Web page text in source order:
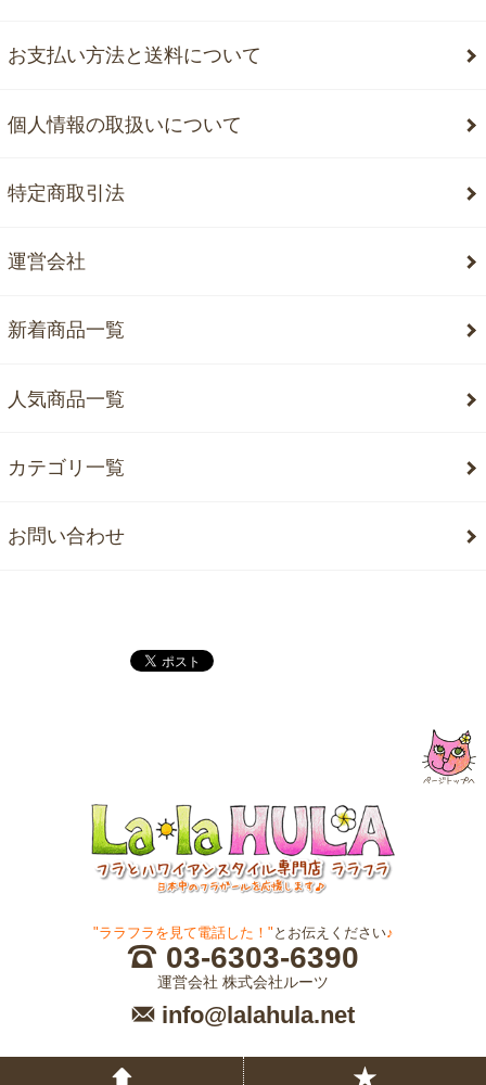
お支払い方法と送料について
個人情報の取扱いについて
特定商取引法
運営会社
新着商品一覧
人気商品一覧
カテゴリ一覧
お問い合わせ
"ララフラを見て電話した！" とお伝えください♪
03-6303-6390
運営会社 株式会社ルーツ
info@lalahula.net